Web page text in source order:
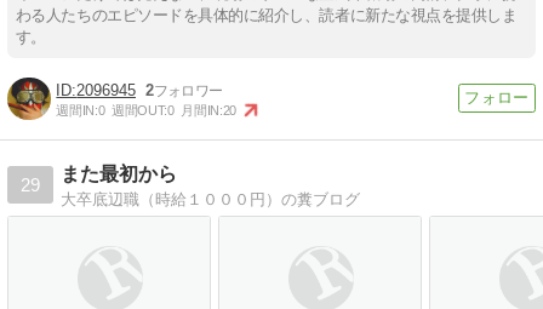
わる人たちのエピソードを具体的に紹介し、読者に新たな視点を提供しま
す。
2096945 2
週間IN:0 週間OUT:0 月間IN:20
29
また最初から
大卒底辺職（時給１０００円）の糞ブログ